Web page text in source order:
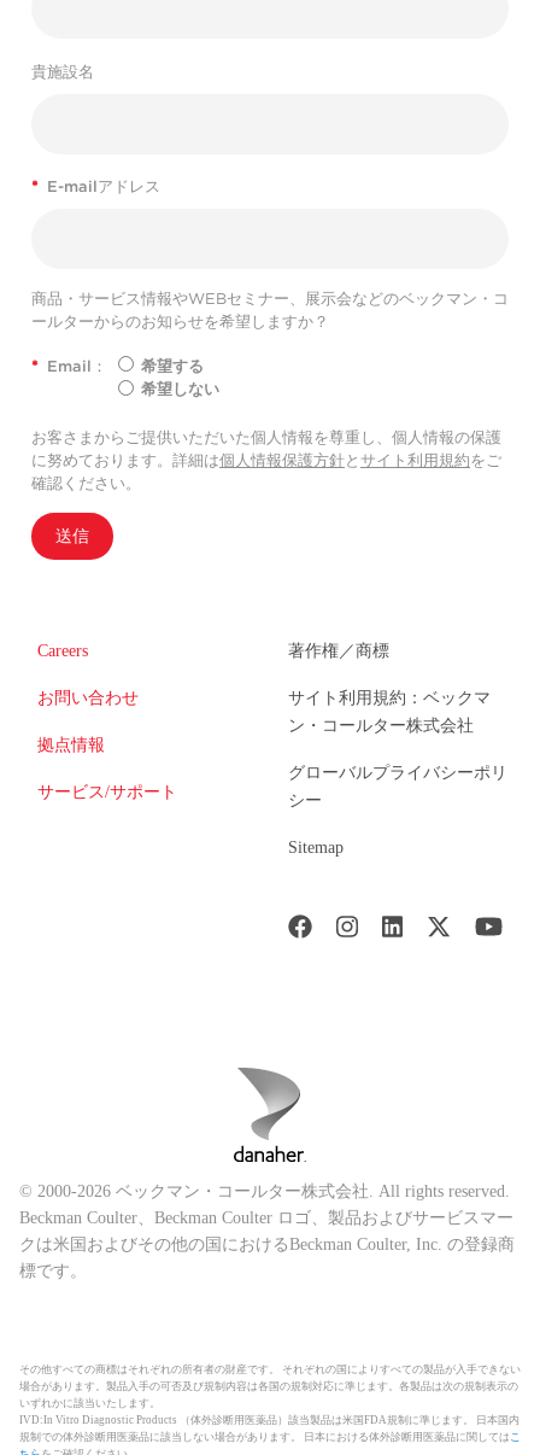
貴施設名
* E-mailアドレス
商品・サービス情報やWEBセミナー、展示会などのベックマン・コ
ールターからのお知らせを希望しますか？
* Email：
希望する
希望しない
お客さまからご提供いただいた個人情報を尊重し、個人情報の保護
に努めております。詳細は個人情報保護方針と サイト利用規約をご
確認ください。
送信
Careers
お問い合わせ
拠点情報
サービス/サポート
著作権／商標
サイト利用規約：ベックマ
ン・コールター株式会社
グローバルプライバシーポリ
シー
Sitemap
© 2000-2026 ベックマン・コールター株式会社. All rights reserved.
Beckman Coulter、Beckman Coulter ロゴ、製品およびサービスマー
クは米国およびその他の国におけるBeckman Coulter, Inc. の登録商
標です。
その他すべての商標はそれぞれの所有者の財産です。 それぞれの国によりすべての製品が入手できない
場合があります。製品入手の可否及び規制内容は各国の規制対応に準じます。各製品は次の規制表示の
いずれかに該当いたします。
IVD:In Vitro Diagnostic Products （体外診断用医薬品）該当製品は米国FDA規制に準じます。 日本国内
規制での体外診断用医薬品に該当しない場合があります。 日本における体外診断用医薬品に関しては こ